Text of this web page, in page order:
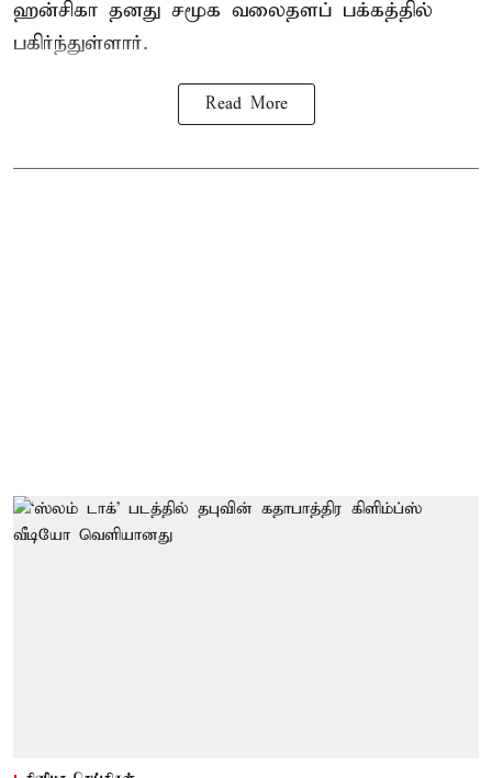
ஹன்சிகா தனது சமூக வலைதளப் பக்கத்தில்
பகிர்ந்துள்ளார்.
Read More